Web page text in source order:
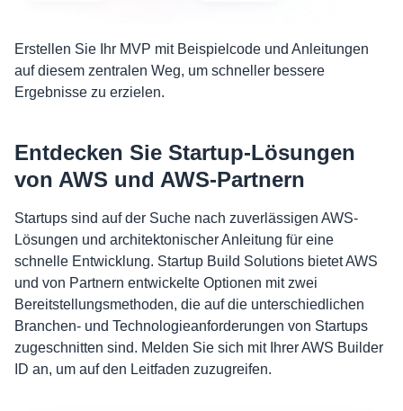
Erstellen Sie Ihr MVP mit Beispielcode und Anleitungen
auf diesem zentralen Weg, um schneller bessere
Ergebnisse zu erzielen.
Entdecken Sie Startup-Lösungen
von AWS und AWS-Partnern
Startups sind auf der Suche nach zuverlässigen AWS-
Lösungen und architektonischer Anleitung für eine
schnelle Entwicklung. Startup Build Solutions bietet AWS
und von Partnern entwickelte Optionen mit zwei
Bereitstellungsmethoden, die auf die unterschiedlichen
Branchen- und Technologieanforderungen von Startups
zugeschnitten sind. Melden Sie sich mit Ihrer AWS Builder
ID an, um auf den Leitfaden zuzugreifen.